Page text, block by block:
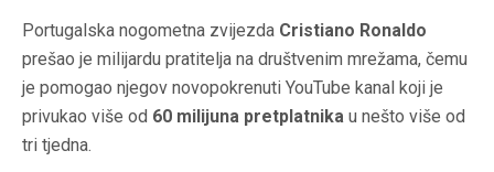
Portugalska nogometna zvijezda Cristiano Ronaldo
prešao je milijardu pratitelja na društvenim mrežama, čemu
je pomogao njegov novopokrenuti YouTube kanal koji je
privukao više od 60 milijuna pretplatnika u nešto više od
tri tjedna.